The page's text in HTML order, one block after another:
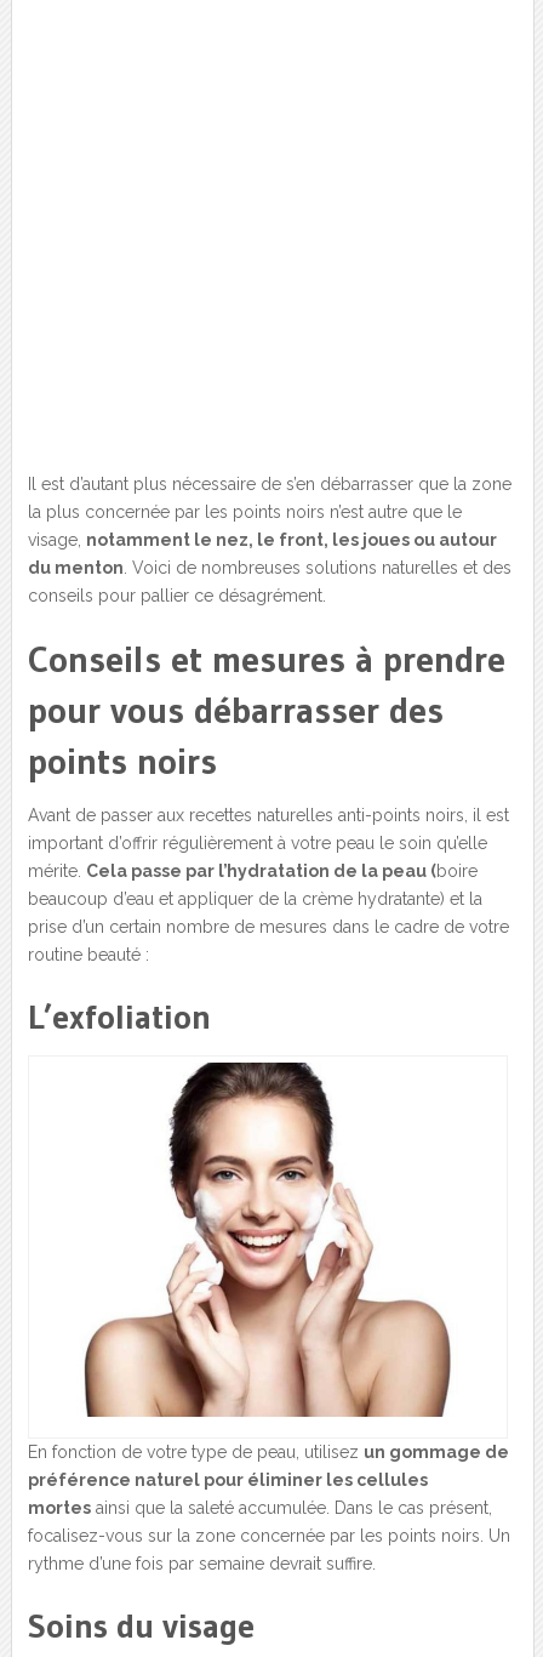
Il est d’autant plus nécessaire de s’en débarrasser que la zone
la plus concernée par les points noirs n’est autre que le
visage, notamment le nez, le front, les joues ou autour
du menton . Voici de nombreuses solutions naturelles et des
conseils pour pallier ce désagrément.
Conseils et mesures à prendre
pour vous débarrasser des
points noirs
Avant de passer aux recettes naturelles anti-points noirs, il est
important d’offrir régulièrement à votre peau le soin qu’elle
mérite. Cela passe par l’hydratation de la peau (boire
beaucoup d’eau et appliquer de la crème hydratante) et la
prise d’un certain nombre de mesures dans le cadre de votre
routine beauté :
L’exfoliation
En fonction de votre type de peau, utilisez un gommage de
préférence naturel pour éliminer les cellules
mortesainsi que la saleté accumulée. Dans le cas présent,
focalisez-vous sur la zone concernée par les points noirs. Un
rythme d’une fois par semaine devrait suffire.
Soins du visage